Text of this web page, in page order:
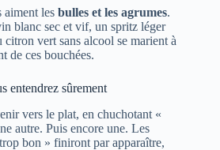
aiment les bulles et les agrumes.
blanc sec et vif, un spritz léger
vert sans alcool se marient à
de ces bouchées.
entendrez sûrement
vers le plat, en chuchotant «
autre. Puis encore une. Les
bon » finiront par apparaître,